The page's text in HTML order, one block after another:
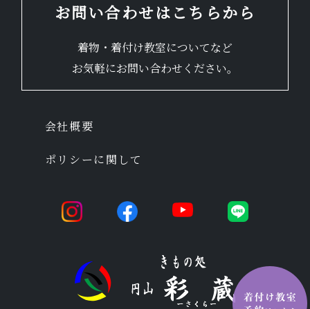
お問い合わせはこちらから
着物・着付け教室についてなど
お気軽にお問い合わせください。
ポリシーに関して
会社概要